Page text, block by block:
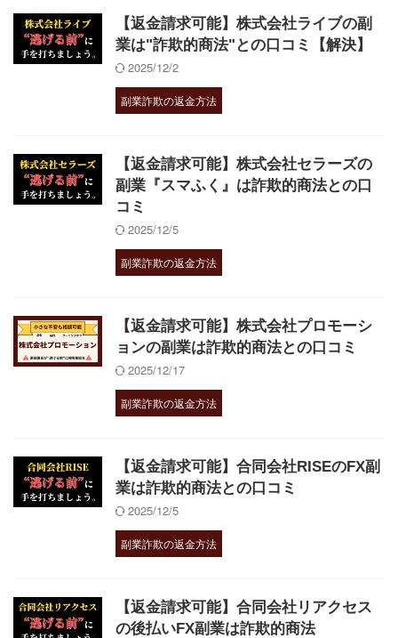
【返金請求可能】株式会社ライブの副
業は"詐欺的商法"との口コミ【解決】
2025/12/2
副業詐欺の返金方法
【返金請求可能】株式会社セラーズの
副業『スマふく』は詐欺的商法との口
コミ
2025/12/5
副業詐欺の返金方法
【返金請求可能】株式会社プロモーシ
ョンの副業は詐欺的商法との口コミ
2025/12/17
副業詐欺の返金方法
【返金請求可能】合同会社RISEのFX副
業は詐欺的商法との口コミ
2025/12/5
副業詐欺の返金方法
【返金請求可能】合同会社リアクセス
の後払いFX副業は詐欺的商法